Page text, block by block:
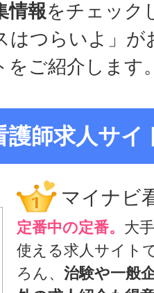
情報をチェック
はつらいよ」が
をご紹介します
護師求人サイ
マイナビ
定番中の定番。 大
使える求人サイト
ろん、 治験や一般